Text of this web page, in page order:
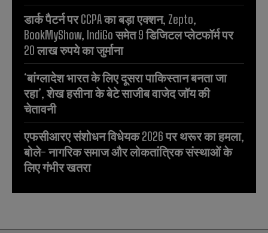
डार्क पैटर्न पर CCPA का बड़ा एक्शन, Zepto,
BookMyShow, IndiGo समेत 9 डिजिटल प्लेटफॉर्म पर
20 लाख रुपये का जुर्माना
‘बांग्लादेश भारत के लिए दूसरा पाकिस्तान बनता जा
रहा’, शेख हसीना के बेटे साजीब वाजेद जॉय की
चेतावनी
एफसीआरए संशोधन विधेयक 2026 पर थरूर का हमला,
बोले- नागरिक समाज और लोकतांत्रिक संस्थाओं के
लिए गंभीर खतरा